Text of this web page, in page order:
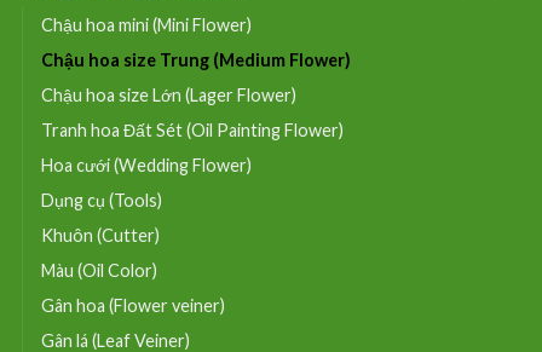
Chậu hoa mini (Mini Flower)
Chậu hoa size Trung (Medium Flower)
Chậu hoa size Lớn (Lager Flower)
Tranh hoa Đất Sét (Oil Painting Flower)
Hoa cưới (Wedding Flower)
Dụng cụ (Tools)
Khuôn (Cutter)
Màu (Oil Color)
Gân hoa (Flower veiner)
Gân lá (Leaf Veiner)